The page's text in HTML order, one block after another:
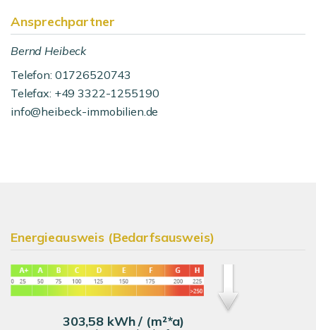
Ansprechpartner
Bernd Heibeck
Telefon: 01726520743
Telefax: +49 3322-1255190
info@heibeck-immobilien.de
Energieausweis (Bedarfsausweis)
303,58 kWh / (m²*a)